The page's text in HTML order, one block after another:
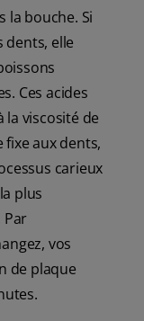
la bouche. Si
dents, elle
Ces acides
la viscosité de
fixe aux dents,
carieux
plus
vos
de plaque